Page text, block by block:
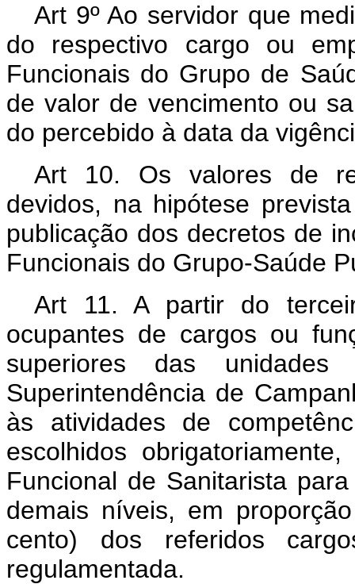
Art 9º Ao servidor que
do respectivo cargo ou
Funcionais do Grupo de
de valor de vencimento ou
do percebido à data da
Art 10. Os valores de
devidos, na hipótese
publicação dos decretos de
Funcionais do Grupo-Saúde
Art 11. A partir do
ocupantes de cargos ou
superiores das
Superintendência de
às atividades de
escolhidos
Funcional de Sanitarista
demais níveis, em
cento) dos referidos
regulamentada.